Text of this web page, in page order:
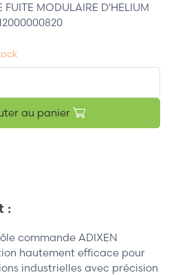
FUITE MODULAIRE D'HELIUM
au panier
:
commande ADIXEN
hautement efficace pour
industrielles avec précision